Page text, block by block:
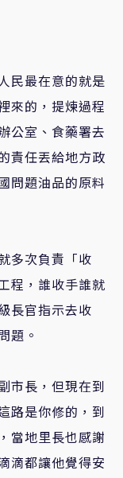
民最在意的就是
來的，提煉過程
公室、食藥署去
責任丟給地方政
問題油品的原料
多次負責「收
程，誰收手誰就
長官指示去收
題。
市長，但現在到
路是你修的，到
當地里長也感謝
滴都讓他覺得安